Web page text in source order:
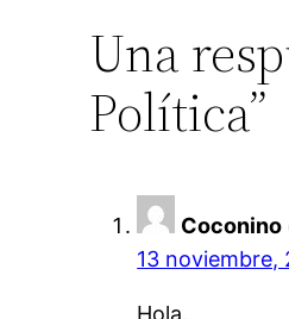
Una
Política”
Coconino
13 noviembre,
Hola,